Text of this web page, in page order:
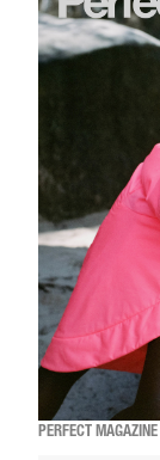
PERFECT MAGAZINE